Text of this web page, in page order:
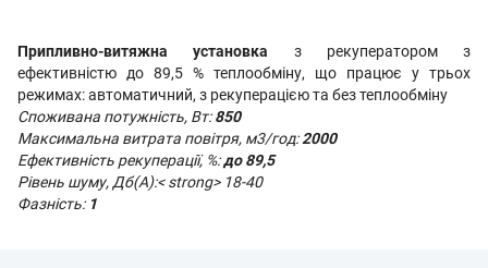
Припливно-витяжна установка з рекуператором з
ефективністю до 89,5 % теплообміну, що працює у трьох
режимах: автоматичний, з рекуперацією та без теплообміну
Споживана потужність, Вт:850
Максимальна витрата повітря, м3/год:2000
Ефективність рекуперації, %:до 89,5
Рівень шуму, Дб(А):< strong> 18-40
Фазність: 1